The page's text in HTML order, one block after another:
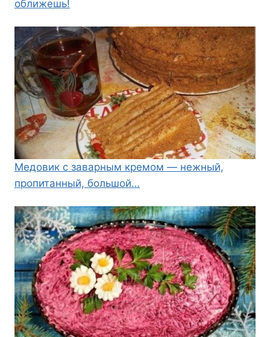
оближешь!
Медовик с заварным кремом — нежный,
пропитанный, большой…